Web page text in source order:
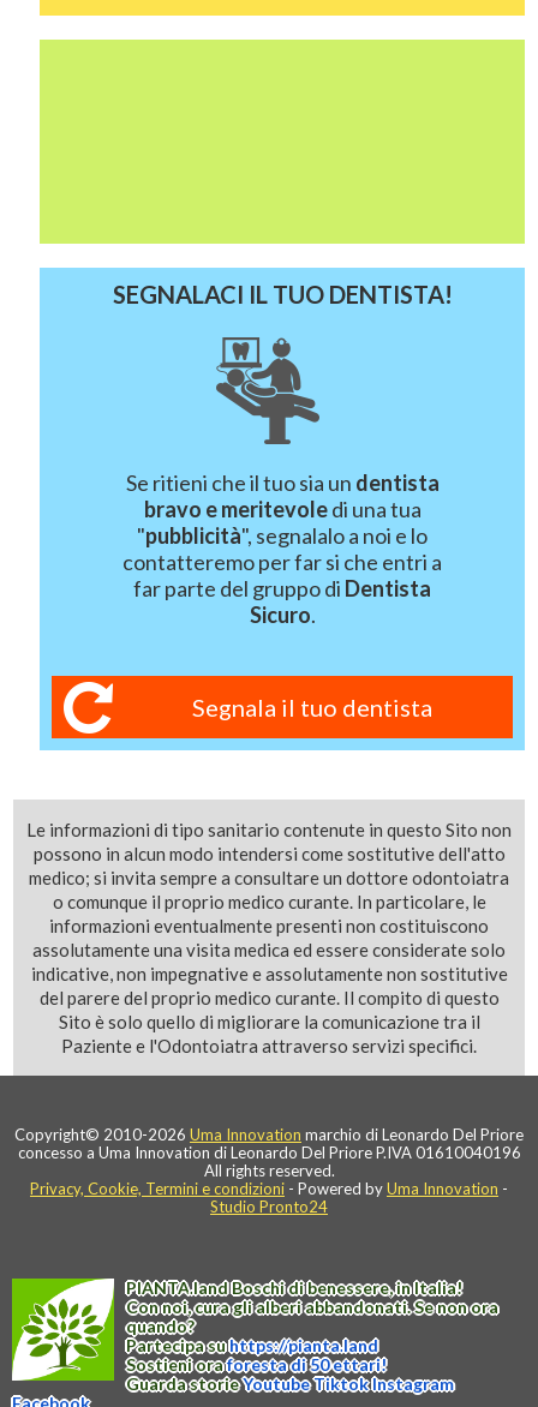
SEGNALACI IL TUO DENTISTA!
Se ritieni che il tuo sia un dentista
bravo e meritevoledi una tua
"pubblicità", segnalalo a noi e lo
contatteremo per far si che entri a
far parte del gruppo di Dentista
Sicuro.
Segnala il tuo dentista
Le informazioni di tipo sanitario contenute in questo Sito non
possono in alcun modo intendersi come sostitutive dell'atto
medico; si invita sempre a consultare un dottore odontoiatra
o comunque il proprio medico curante. In particolare, le
informazioni eventualmente presenti non costituiscono
assolutamente una visita medica ed essere considerate solo
indicative, non impegnative e assolutamente non sostitutive
del parere del proprio medico curante. Il compito di questo
Sito è solo quello di migliorare la comunicazione tra il
Paziente e l'Odontoiatra attraverso servizi specifici.
Copyright© 2010-2026 Uma Innovation marchio di Leonardo Del Priore
concesso a Uma Innovation di Leonardo Del Priore P.IVA 01610040196
All rights reserved.
Privacy, Cookie, Termini e condizioni - Powered byUma Innovation -
Studio Pronto24
PIANTA.landBoschi di benessere, in Italia!
Con noi, cura gli alberi abbandonati. Se non ora
quando?
Partecipa suhttps://pianta.land
Sostieni oraforesta di 50 ettari!
Guarda storieYoutubeTiktokInstagram
Facebook